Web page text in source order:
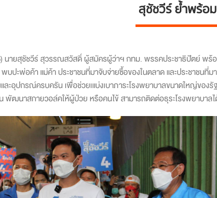
สุชัชวีร์ ย้ำพร้อ
นายสุชัชวีร์ สุวรรณสวัสดิ์ ผู้สมัครผู้ว่าฯ กทม. พรรคประชาธิปัตย์ พ
บปะพ่อค้า แม่ค้า ประชาชนที่มาจับจ่ายซื้อของในตลาด และประชาชน
ละอุปกรณ์ครบครัน เพื่อช่วยเแบ่งเบาภาระโรงพยาบาลขนาดใหญ่ขอ
พัฒนาสกายวอล์คให้ผู้ป่วย หรือคนไข้ สามารถติดต่อธุระโรงพยาบาล